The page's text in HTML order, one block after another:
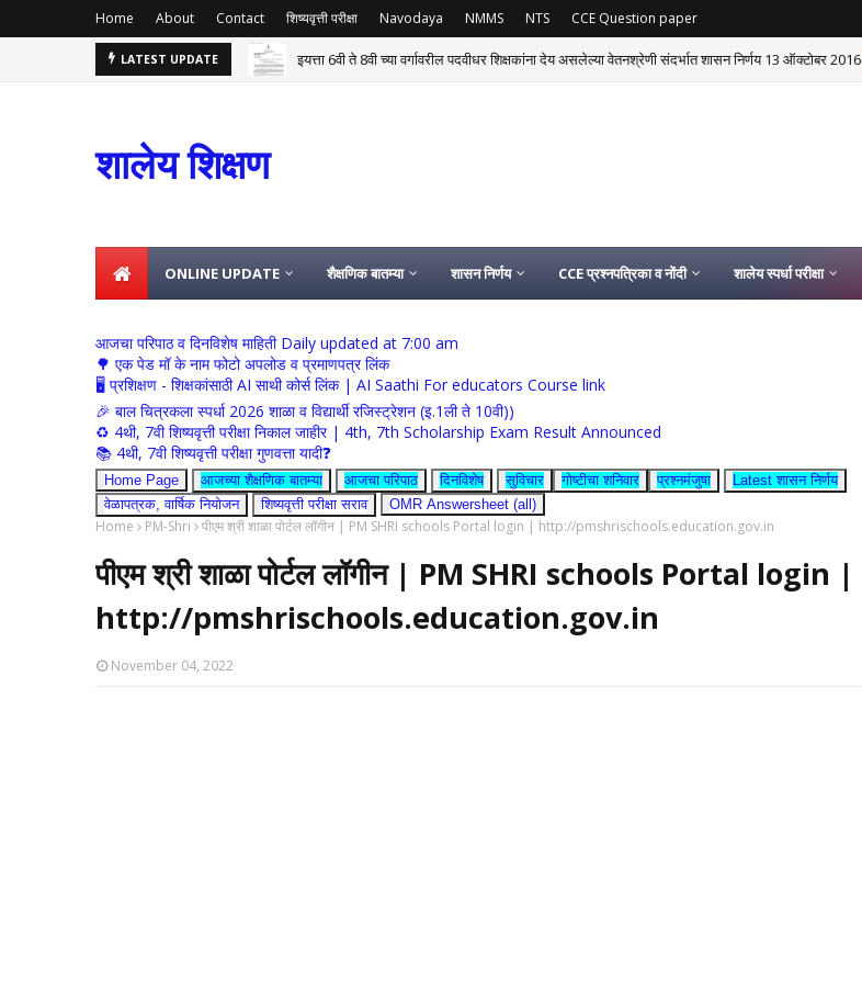
Home About Contact शिष्यवृत्ती परीक्षा Navodaya NMMS NTS CCE Question paper
LATEST UPDATE इयत्ता 6वी ते 8वी च्या वर्गावरील पदवीधर शिक्षकांना देय असलेल्या वेतनश्रेणी संदर्भात शासन निर्णय 13 ऑक्टोबर 2016
शालेय शिक्षण
ONLINE UPDATE शैक्षणिक बातम्या शासन निर्णय CCE प्रश्नपत्रिका व नोंदी शालेय स्पर्धा परीक्षा
आजचा परिपाठ व दिनविशेष माहिती Daily updated at 7:00 am
🌳 एक पेड मॉ के नाम फोटो अपलोड व प्रमाणपत्र लिंक
🖥 प्रशिक्षण - शिक्षकांसाठी AI साथी कोर्स लिंक | AI Saathi For educators Course link
🎉 बाल चित्रकला स्पर्धा 2026 शाळा व विद्यार्थी रजिस्ट्रेशन (इ.1ली ते 10वी))
♻️ 4थी, 7वी शिष्यवृत्ती परीक्षा निकाल जाहीर | 4th, 7th Scholarship Exam Result Announced
📚 4थी, 7वी शिष्यवृत्ती परीक्षा गुणवत्ता यादी❓
Home Page आजच्या शैक्षणिक बातम्या आजचा परिपाठ दिनविशेष सुविचार गोष्टीचा शनिवार प्रश्नमंजुषा
Latest शासन निर्णय
वेळापत्रक, वार्षिक नियोजन
शिष्यवृत्ती परीक्षा सराव OMR Answersheet (all)
Home PM-Shri पीएम श्री शाळा पोर्टल लॉगीन | PM SHRI schools Portal login | http://pmshrischools.education.gov.in
पीएम श्री शाळा पोर्टल लॉगीन | PM SHRI schools Portal login |
http://pmshrischools.education.gov.in
November 04, 2022